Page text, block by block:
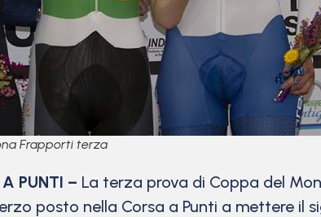
Frapporti terza
PUNTI – La terza prova di Coppa del
posto nella Corsa a Punti a mettere il